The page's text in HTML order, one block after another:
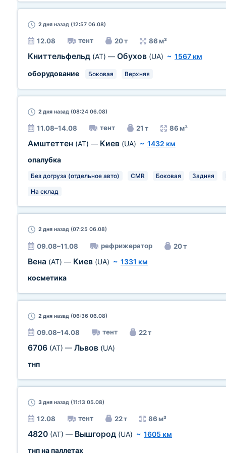
2 дня назад (12:57 06.08)
12.08 тент 20 т 86 м³
Книттельфельд (AT) — Обухов (UA) ~ 1567 км
оборудование
Боковая Верхняя
2 дня назад (08:24 06.08)
11.08–14.08 тент 21 т 86 м³
Амштеттен (AT) — Киев (UA) ~ 1432 км
опалубка
Без догруза (отдельное авто) CMR Боковая Задняя
На склад
2 дня назад (07:25 06.08)
09.08–11.08 рефрижератор 20 т
Вена (AT) — Киев (UA) ~ 1331 км
косметика
2 дня назад (06:36 06.08)
09.08–14.08 тент 22 т
6706 (AT) — Львов (UA)
тнп
3 дня назад (11:13 05.08)
12.08 тент 22 т 86 м³
4820 (AT) — Вышгород (UA) ~ 1605 км
тнп на паллетах